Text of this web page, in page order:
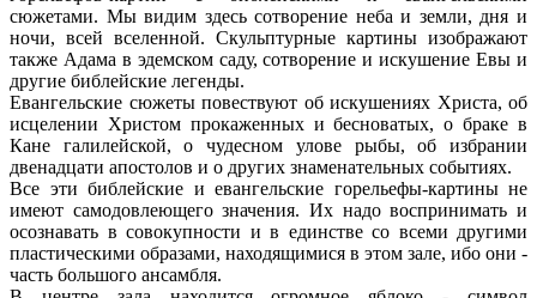
сюжетами. Мы видим здесь сотворение неба и земли, дня и
ночи, всей вселенной. Скульптурные картины изображают
также Адама в эдемском саду, сотворение и искушение Евы и
другие библейские легенды.
Евангельские сюжеты повествуют об искушениях Христа, об
исцелении Христом прокаженных и бесноватых, о браке в
Кане галилейской, о чудесном улове рыбы, об избрании
двенадцати апостолов и о других знаменательных событиях.
Все эти библейские и евангельские горельефы-картины не
имеют самодовлеющего значения. Их надо воспринимать и
осознавать в совокупности и в единстве со всеми другими
пластическими образами, находящимися в этом зале, ибо они -
часть большого ансамбля.